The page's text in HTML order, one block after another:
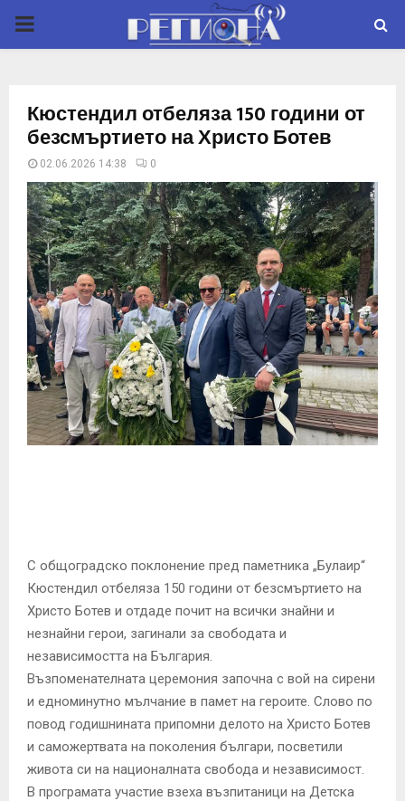
P
M
A
R
Y
M
E
Кюстендил отбеляза 150 години от
безсмъртието на Христо Ботев
02.06.2026 14:38 0
С общоградско поклонение пред паметника „Булаир“
Кюстендил отбеляза 150 години от безсмъртието на
Христо Ботев и отдаде почит на всички знайни и
незнайни герои, загинали за свободата и
независимостта на България.
Възпоменателната церемония започна с вой на сирени
и едноминутно мълчание в памет на героите. Слово по
повод годишнината припомни делото на Христо Ботев
и саможертвата на поколения българи, посветили
живота си на националната свобода и независимост.
В програмата участие взеха възпитаници на Детска